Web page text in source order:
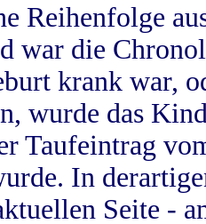
Reihenfolge
war die
krank war,
wurde das
Taufeintrag
In
Seite -